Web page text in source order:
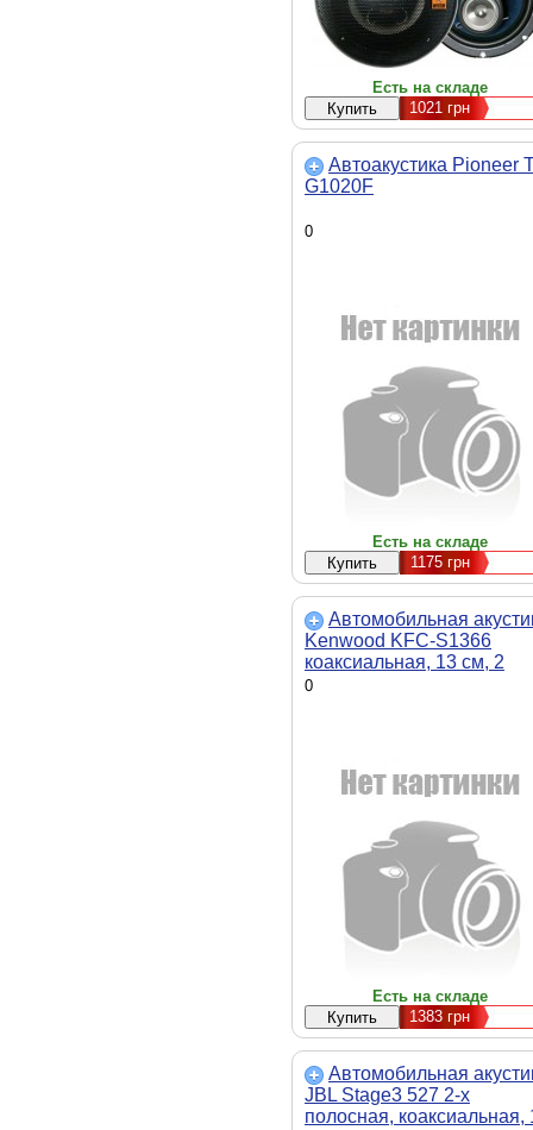
Есть на складе
1021 грн
Автоакустика Pioneer
G1020F
0
Есть на складе
1175грн
Автомобильная
Kenwood KFC-S1366
коаксиальная, 13 см, 2
полосн, 30Вт, 89дБ, 45 -
0
Есть на складе
1383 грн
Автомобильная
JBL Stage3 527 2-х
полосная, коаксиальная,